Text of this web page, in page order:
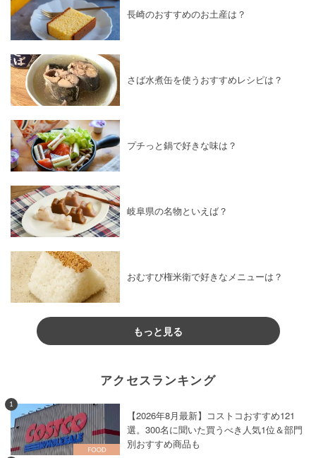
長崎のおすすめのお土産は？
さば水煮缶を使うおすすめレシピは？
プチっと鍋で好きな味は？
岐阜県の名物といえば？
おむすび権米衛で好きなメニューは？
もっと見る
アクセスランキング
1
【2026年8月最新】コストコおすすめ121
選。300名に聞いた買うべき人気1位＆部門
別おすすめ商品も